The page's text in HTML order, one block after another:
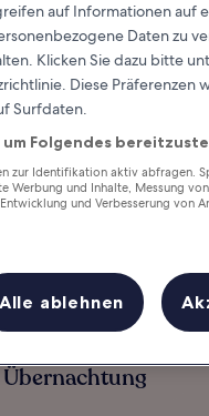
auf Informationen auf
Daten zu
Klicken Sie dazu bitte
Diese Präferenzen
Surfdaten.
Folgendes
zur Identifikation aktiv abfragen.
und Inhalte, Messung
und Verbesserung von
Alle ablehnen